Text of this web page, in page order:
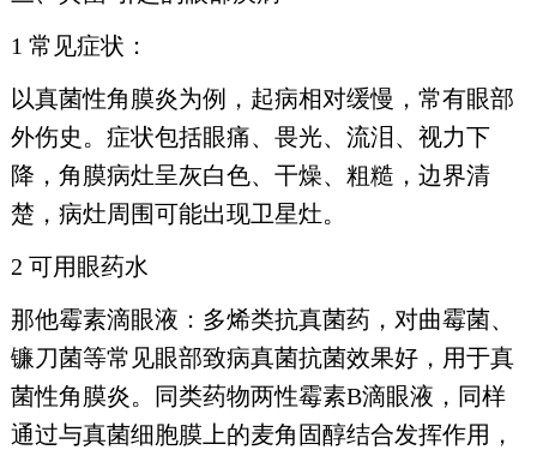
1 常见症状：
以真菌性角膜炎为例，起病相对缓慢，常有眼部
外伤史。症状包括眼痛、畏光、流泪、视力下
降，角膜病灶呈灰白色、干燥、粗糙，边界清
楚，病灶周围可能出现卫星灶。
2 可用眼药水
那他霉素滴眼液：多烯类抗真菌药，对曲霉菌、
镰刀菌等常见眼部致病真菌抗菌效果好，用于真
菌性角膜炎。同类药物两性霉素B滴眼液，同样
通过与真菌细胞膜上的麦角固醇结合发挥作用，